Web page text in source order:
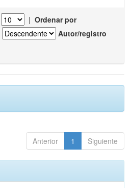
| Ordenar por
Autor/registro
Anterior 1 Siguiente